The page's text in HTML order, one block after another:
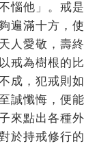
惱他」。戒是
遍滿十方，使
人愛敬，壽終
戒為樹根的比
成，犯戒則如
誠懺悔，便能
來點出各種外
於持戒修行的